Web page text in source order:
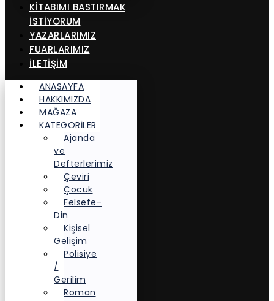
KITABIMI BASTIRMAK
İSTIYORUM
YAZARLARIMIZ
FUARLARIMIZ
İLETİŞİM
ANASAYFA
HAKKIMIZDA
MAĞAZA
KATEGORİLER
Ajanda
ve
Defterlerimiz
Çeviri
Çocuk
Felsefe-
Din
Kişisel
Gelişim
Polisiye
/
Gerilim
Roman